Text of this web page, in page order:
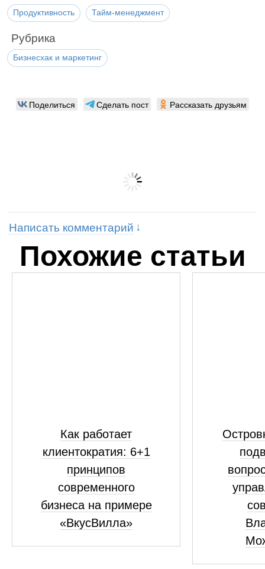
Продуктивность Тайм-менеджмент
Рубрика
Бизнесхак и маркетинг
Поделиться Сделать пост Рассказать друзьям
Написать комментарий
Похожие статьи
Как работает
клиентократия: 6+1
принципов
современного
бизнеса на примере
«ВкусВилла»